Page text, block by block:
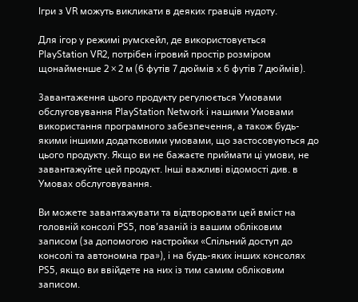
Ігри з VR можуть викликати в деяких гравців нудоту.
Для ігор у режимі румскейл, де використовується
PlayStation VR2, потрібен ігровий простір розміром
щонайменше 2 × 2 м (6 футів 7 дюймів х 6 футів 7 дюймів).
Завантаження цього продукту регулюється Умовами
обслуговування PlayStation Network і нашими Умовами
використання програмного забезпечення, а також будь-
якими іншими додатковими умовами, що застосовуються до
цього продукту. Якщо ви не бажаєте приймати ці умови, не
завантажуйте цей продукт. Інші важливі відомості див. в
Умовах обслуговування.
Ви можете завантажувати та відтворювати цей вміст на
головній консолі PS5, пов’язаній із вашим обліковим
записом (за допомогою настройки «Спільний доступ до
консолі та автономна гра»), і на будь-яких інших консолях
PS5, якщо ви ввійдете на них із тим самим обліковим
записом.